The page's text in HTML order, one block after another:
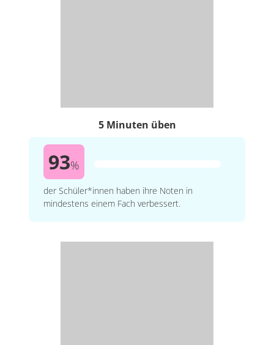
5 Minuten üben
93%
der Schüler*innen haben ihre Noten in
mindestens einem Fach verbessert.